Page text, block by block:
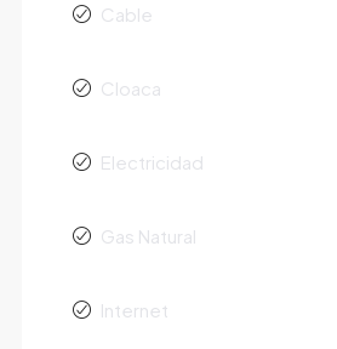
Cable
Cloaca
Electricidad
Gas Natural
Internet